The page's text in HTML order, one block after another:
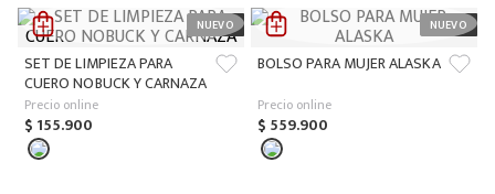
SET DE LIMPIEZA PARA
CUERO NOBUCK Y CARNAZA
Precio online
$ 155.900
BOLSO PARA MUJER ALASKA
Precio online
$ 559.900